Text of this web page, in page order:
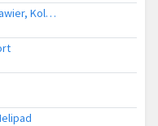
Ambulancehelikopter naar Offingawier, Kolmarslân